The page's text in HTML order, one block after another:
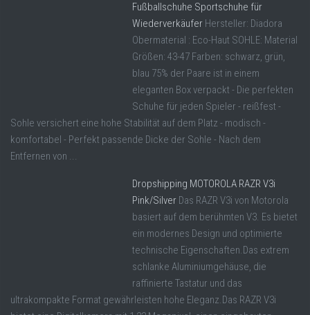
Fußballschuhe Sportschuhe für
Wiederverkäufer Hersteller: Diadora
Obermaterial : Eco-Haut SOHLE: Material
Größen: 43-47 Farben: schwarz, grün,
blau 75% der Paare ist in einem
eleganten Box verpackt - Die perfekten
Schuhe für jeden Spieler - reißfest -
Sohle versichert eine hohe Stabilität auf dem Platz - modisch -
komfortabel - Perfekt passende Dicke der Sohle - Nach dem
Entfernen von ...
Dropshipping MOTOROLA RAZR V3i
Pink/Silver Das RAZR V3i von Motorola
basiert auf dem berühmten V3. Es bietet
ein modernes Design und optimierte
technische Eigenschaften.Das extrem
schlanke Aluminiumgehäuse, die
raffinierte Tastatur und das
ultrakompakte Format gewährleisten hohe Eleganz.Das RAZR V3i